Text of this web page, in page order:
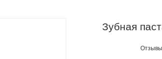
Зубная